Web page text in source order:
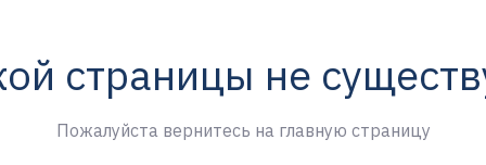
страницы не
Пожалуйста вернитесь на главную страницу